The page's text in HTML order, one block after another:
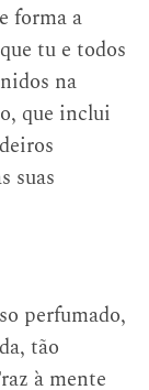
forma a
tu e todos
na
que inclui
suas
perfumado,
tão
à mente